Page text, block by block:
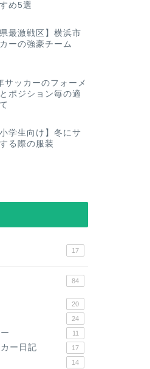
め5選
県最激戦区】横浜市
ーの強豪チーム
サッカーのフォーメ
ポジション毎の適
学生向け】冬にサ
る際の服装
17
84
20
24
11
ー日記 17
14